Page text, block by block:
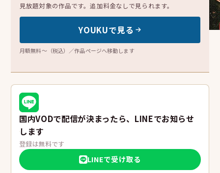
見放題対象の作品です。追加料金なしで見られます。
YOUKUで見る
月額無料〜（税込）／作品ページへ移動します
国内VODで配信が決まったら、LINEでお知らせ
します
登録は無料です
LINEで受け取る